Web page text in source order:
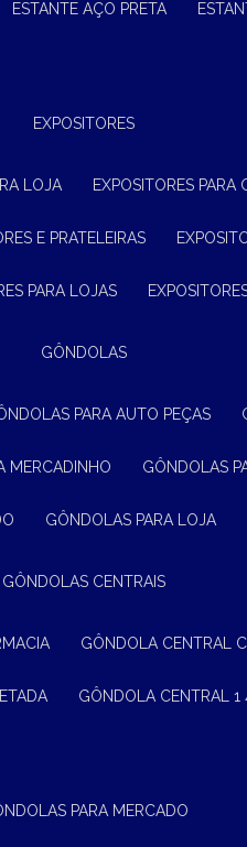
ESTANTE AÇO PRETA
EXPOSITORES
LOJA EXPOSITORES
E PRATELEIRAS
PARA LOJAS
GÔNDOLAS
PARA AUTO PEÇAS
MERCADINHO GÔNDOLAS
GÔNDOLAS PARA LOJA
GÔNDOLAS CENTRAIS
GÔNDOLA CENTRAL
GÔNDOLA CENTRAL 1
PARA MERCADO